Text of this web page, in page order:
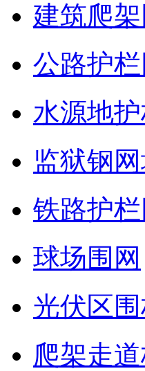
建筑爬架
公路护栏
水源地护
监狱钢
铁路护栏
球场围网
光伏区围
爬架走道